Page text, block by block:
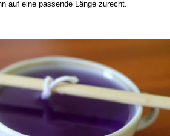
auf eine passende Länge zurecht.